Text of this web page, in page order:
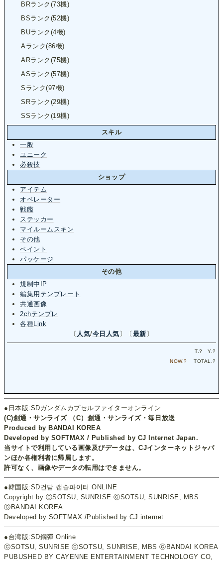
BRランク(73機)
BSランク(52機)
BUランク(4機)
Aランク(86機)
ARランク(75機)
ASランク(57機)
Sランク(97機)
SRランク(29機)
SSランク(19機)
スキル
一般
ユニーク
必殺技
ショップ
アイテム
オペレーター
戦艦
ステッカー
マイルームスキン
その他
ペイント
パッケージ
その他
規制中IP
編集用テンプレート
共通画像
2chテンプレ
各種Link
〔 人気/今日人気 〕〔 最新 〕
T.? Y.?
NOW.? TOTAL.?
●日本版:SDガンダムカプセルファイターオンライン
(C)創通・サンライズ （C）創通・サンライズ・毎日放送
Produced by BANDAI KOREA
Developed by SOFTMAX / Published by CJ Internet Japan.
当サイトで利用している画像及びデータは、CJインターネットジャパ
ンほか各権利者に帰属します。
許可なく、画像やデータの転用はできません。
●韓国版:SD건담 캡슐파이터 ONLINE
Copyright by ⓒSOTSU, SUNRISE ⓒSOTSU, SUNRISE, MBS
ⓒBANDAI KOREA
Developed by SOFTMAX /Published by CJ internet
●台湾版:SD鋼彈 Online
ⓒSOTSU, SUNRISE ⓒSOTSU, SUNRISE, MBS ⓒBANDAI KOREA
PUBUSHED BY CAYENNE ENTERTAINMENT TECHNOLOGY CO,